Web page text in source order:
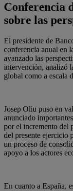
Conferencia
sobre las
El presidente de
conferencia anual en
avanzado las
intervención, analizó
global como a escala
Josep Oliu puso en
anunciado
por el incremento del
del presente ejercicio
un proceso de
apoyo a los actores
En cuanto a España,